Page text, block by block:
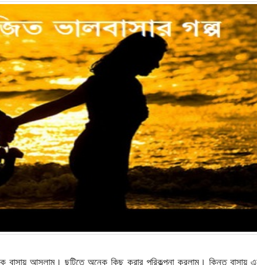
বাসায় আসলাম। ছুটিতে অনেক কিছু করার পরিকল্পনা করলাম। কিন্তু বাসায়